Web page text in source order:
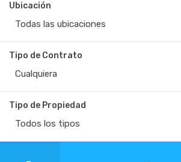
Ubicación
Todas las ubicaciones
Tipo de Contrato
Cualquiera
Tipo de Propiedad
Todos los tipos